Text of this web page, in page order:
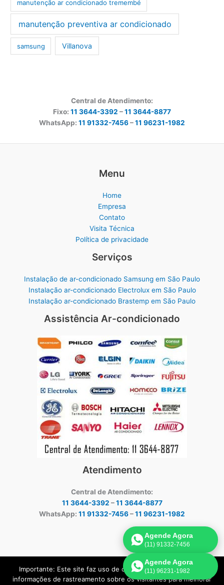
manutenção ar condicionado tremembé
manutenção preventiva ar condicionado
samsung Villanova
Central de Atendimento:
Fixo: 11 3644-3392 –11 3644-8877
WhatsApp: 11 91332-7456–11 96231-1982
Menu
Home
Empresa
Contato
Visita Técnica
Política de privacidade
Serviços
Instalação de ar-condicionado Samsung em São Paulo
Instalação ar-condicionado Electrolux em São Paulo
Instalação ar-condicionado Brastemp em São Paulo
Assistência Ar-condicionado
Atendimento
Central de Atendimento:
11 3644-3392 –11 3644-8877
WhatsApp: 11 91332-7456–11 96231-1982
Copyright © 2026 Assistência técnica ar-condicionado | Criado por:
Agende Agora
(11) 91332-7456
Agende Agora
(11) 96231-1982
Importante: Este site faz uso de cookies que podem conter
informações de rastreamento sobre os visitantes para melhorar